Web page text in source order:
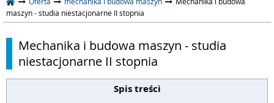
maszyn - studia niestacjonarne II stopnia
Mechanika i budowa maszyn - studia
niestacjonarne II stopnia
Spis treści